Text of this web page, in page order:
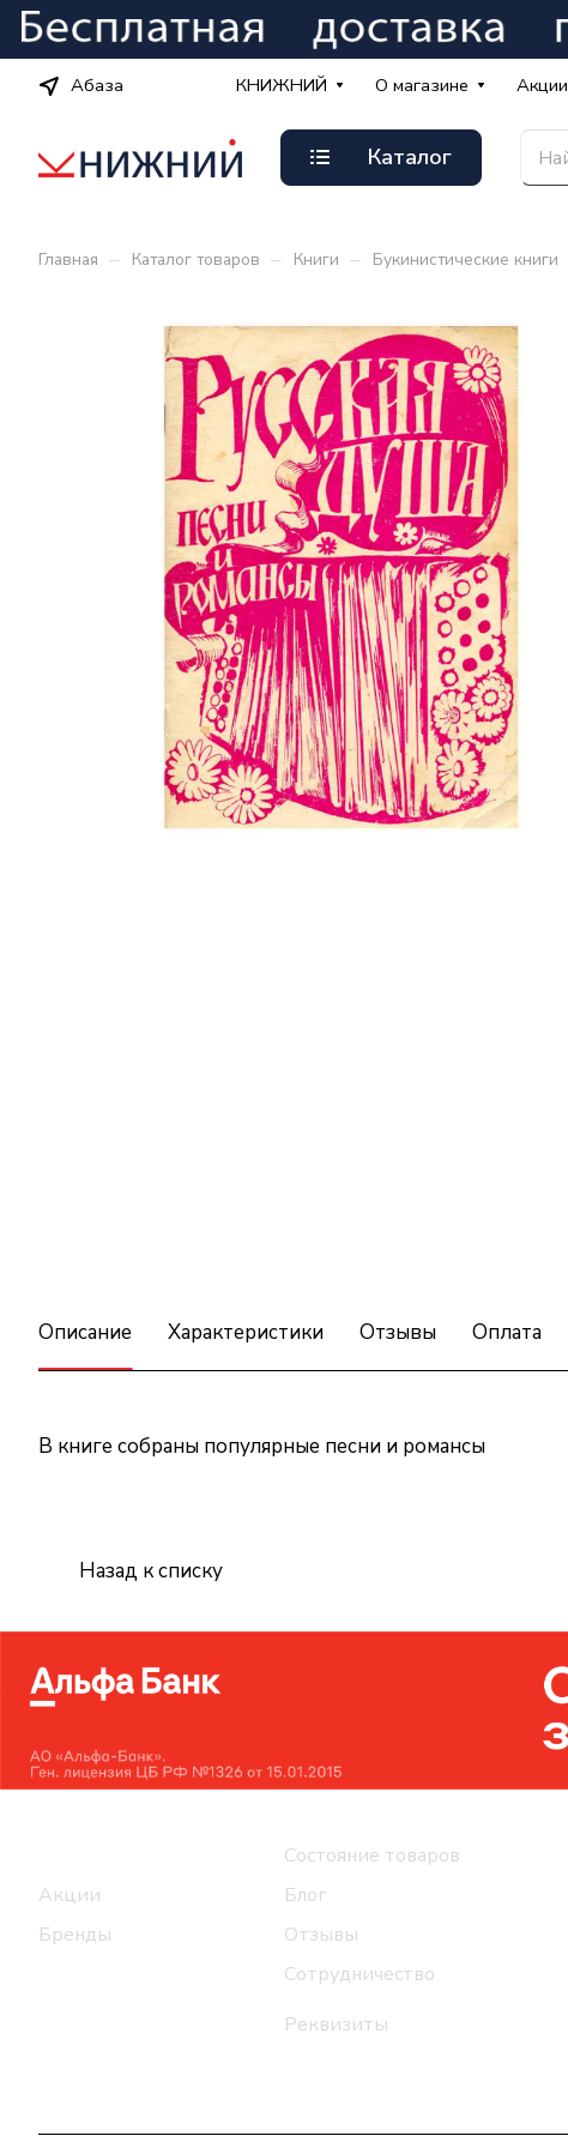
Абаза КНИЖНИЙ О магазине Акции
Каталог
Главная – Каталог товаров – Книги – Букинистические книги
Описание Характеристики Отзывы Оплата
В книге собраны популярные песни и романсы
Назад к списку
Акции
Бренды
Состояние товаров
Блог
Отзывы
Сотрудничество
Реквизиты